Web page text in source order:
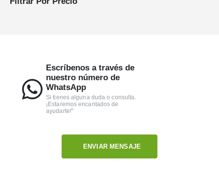
Escríbenos a través de
nuestro número de
WhatsApp
Si tienes alguna duda o consulta.
¡Estaremos encantados de
ayudarte!"
ENVIAR MENSAJE